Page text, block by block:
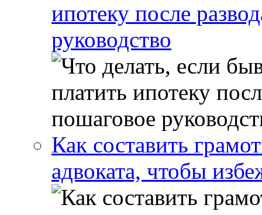
ипотеку после
руководство
Как составить
адвоката, чтобы